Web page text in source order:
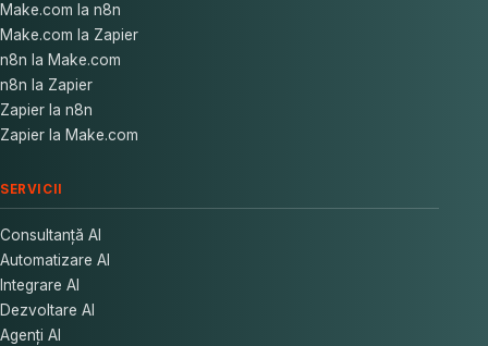
Make.com la n8n
Make.com la Zapier
n8n la Make.com
n8n la Zapier
Zapier la n8n
Zapier la Make.com
SERVICII
Consultanță AI
Automatizare AI
Integrare AI
Dezvoltare AI
Agenți AI